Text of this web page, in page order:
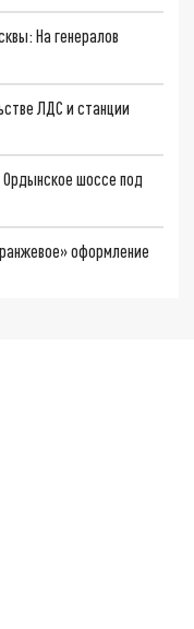
На генералов
ЛДС и станции
Ордынское шоссе под
оформление